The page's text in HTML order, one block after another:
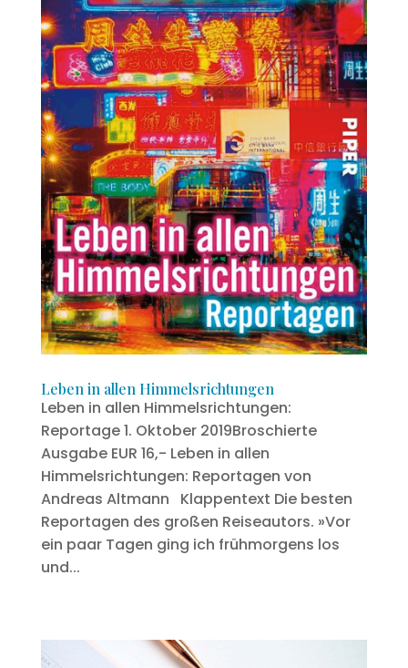
Leben in allen Himmelsrichtungen
Leben in allen Himmelsrichtungen:
Reportage 1. Oktober 2019Broschierte
Ausgabe EUR 16,- Leben in allen
Himmelsrichtungen: Reportagen von
Andreas Altmann Klappentext Die besten
Reportagen des großen Reiseautors. »Vor
ein paar Tagen ging ich frühmorgens los
und...